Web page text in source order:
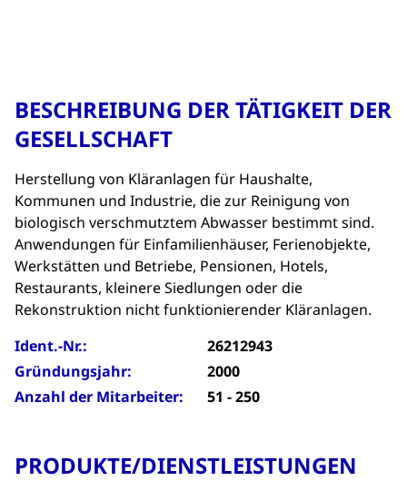
BESCHREIBUNG DER TÄTIGKEIT DER
GESELLSCHAFT
Herstellung von Kläranlagen für Haushalte,
Kommunen und Industrie, die zur Reinigung von
biologisch verschmutztem Abwasser bestimmt sind.
Anwendungen für Einfamilienhäuser, Ferienobjekte,
Werkstätten und Betriebe, Pensionen, Hotels,
Restaurants, kleinere Siedlungen oder die
Rekonstruktion nicht funktionierender Kläranlagen.
Ident.-Nr.:
26212943
Gründungsjahr:
2000
Anzahl der Mitarbeiter:
51 - 250
PRODUKTE/DIENSTLEISTUNGEN